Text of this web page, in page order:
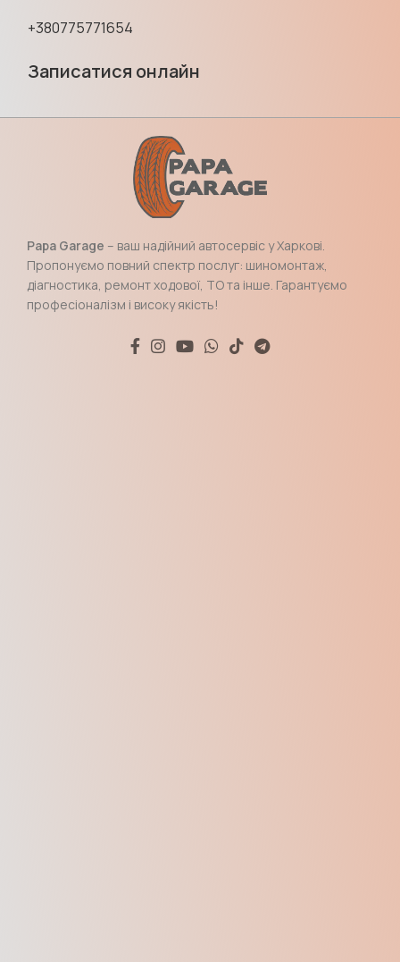
+380775771654
Записатися онлайн
Papa Garage – ваш надійний автосервіс у Харкові.
Пропонуємо повний спектр послуг: шиномонтаж,
діагностика, ремонт ходової, ТО та інше. Гарантуємо
професіоналізм і високу якість!